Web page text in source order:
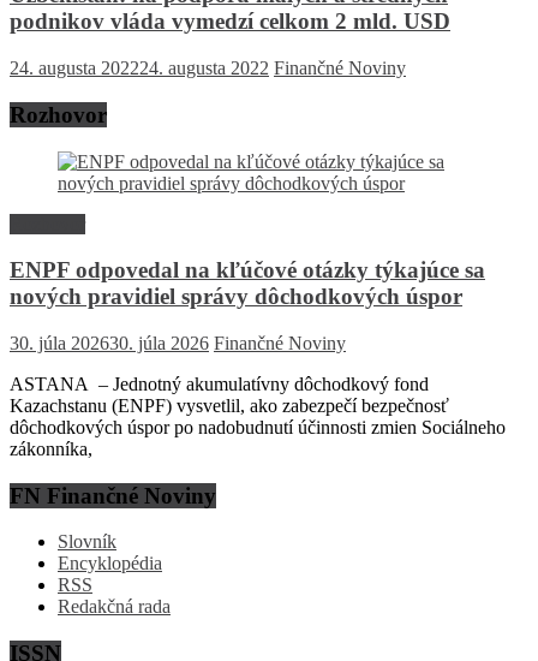
podnikov vláda vymedzí celkom 2 mld. USD
24. augusta 202224. augusta 2022 Finančné Noviny
Rozhovor
ENPF odpovedal na kľúčové otázky týkajúce sa
nových pravidiel správy dôchodkových úspor
30. júla 202630. júla 2026 Finančné Noviny
ASTANA – Jednotný akumulatívny dôchodkový fond
Kazachstanu (ENPF) vysvetlil, ako zabezpečí bezpečnosť
dôchodkových úspor po nadobudnutí účinnosti zmien Sociálneho
zákonníka,
FN Finančné Noviny
Slovník
Encyklopédia
RSS
Redakčná rada
ISSN